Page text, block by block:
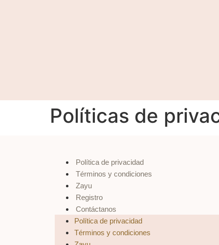
Políticas de
Política de privacidad
Términos y condiciones
Zayu
Registro
Contáctanos
Política de privacidad
Términos y condiciones